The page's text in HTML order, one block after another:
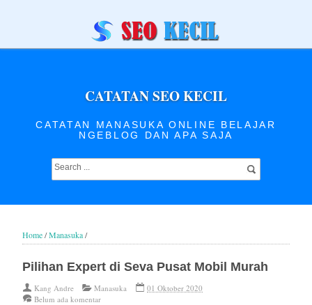
CATATAN SEO KECIL
CATATAN MANASUKA ONLINE BELAJAR
NGEBLOG DAN APA SAJA
Home/Manasuka /
Pilihan Expert di Seva Pusat Mobil Murah
Kang Andre Manasuka
01 Oktober 2020
Belum ada komentar